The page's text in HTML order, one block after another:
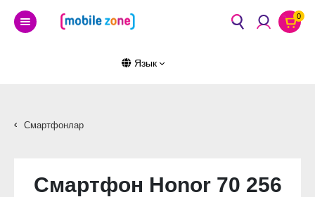
0
Язык
Смартфонлар
Смартфон Honor 70 256